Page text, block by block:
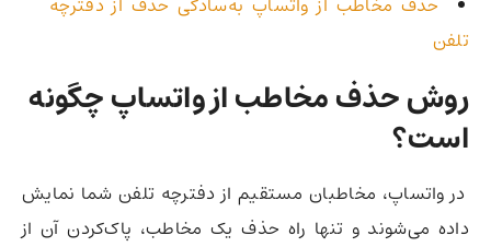
تلفن
روش حذف مخاطب از واتساپ چگونه
است؟
در واتساپ، مخاطبان مستقیم از دفترچه تلفن شما نمایش
داده می‌شوند و تنها راه حذف یک مخاطب، پاک‌کردن آن از